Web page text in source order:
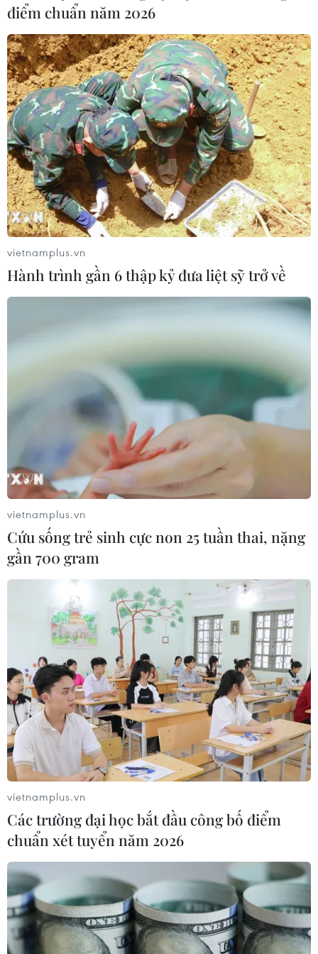
trên một chuyến tàu di chuyển giữa ga Furukawa và ga
Sendai.
Nhật Bản phát triển tàu cao tốc
Shinkansen thích ứng với động đất
Tàu cao tốc mới mang tên E10 được thiết kế đảm bảo
an toàn cao hơn khi xảy ra động đất thông qua việc
giảm 15% khoảng cách di chuyển sau khi đạp phanh,
so với các tàu Shinkansen hiện tại.
điểm chuẩn năm 2026
vietnamplus.vn
Hành trình gần 6 thập kỷ đưa liệt sỹ trở về
vietnamplus.vn
Cứu sống trẻ sinh cực non 25 tuần thai, nặng
gần 700 gram
vietnamplus.vn
Các trường đại học bắt đầu công bố điểm
chuẩn xét tuyển năm 2026